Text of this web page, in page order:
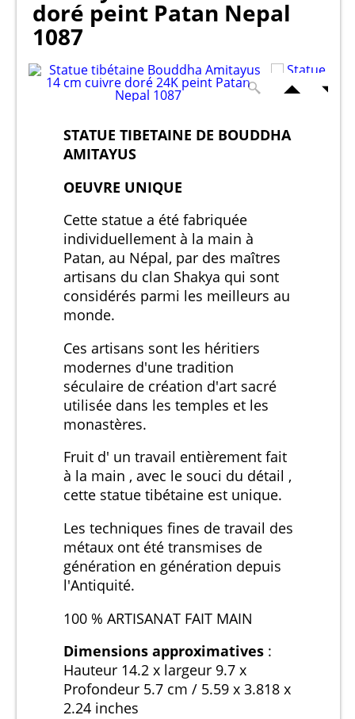
doré peint Patan Nepal
1087
STATUE TIBETAINE DE BOUDDHA
AMITAYUS
OEUVRE UNIQUE
Cette statue a été fabriquée
individuellement à la main à
Patan, au Népal, par des maîtres
artisans du clan Shakya qui sont
considérés parmi les meilleurs au
monde.
Ces artisans sont les héritiers
modernes d'une tradition
séculaire de création d'art sacré
utilisée dans les temples et les
monastères.
Fruit d' un travail entièrement fait
à la main , avec le souci du détail ,
cette statue tibétaine est unique.
Les techniques fines de travail des
métaux ont été transmises de
génération en génération depuis
l'Antiquité.
100 % ARTISANAT FAIT MAIN
Dimensions approximatives :
Hauteur 14.2 x largeur 9.7 x
Profondeur 5.7 cm / 5.59 x 3.818 x
2.24 inches